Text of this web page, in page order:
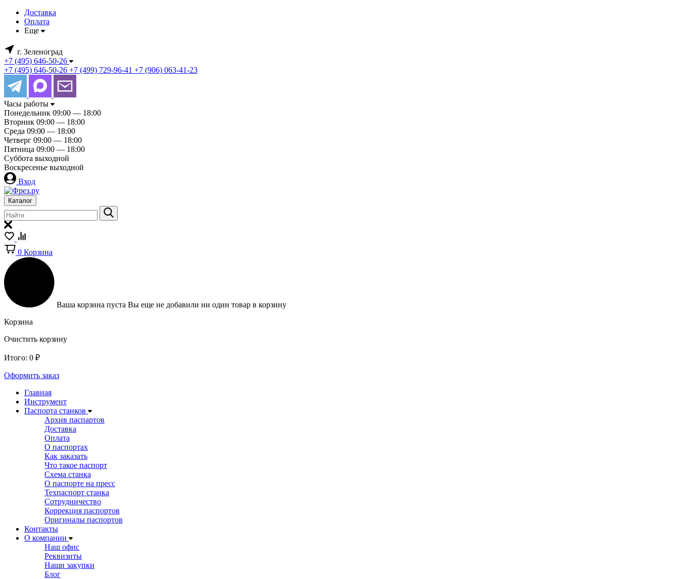
Доставка
Оплата
Еще
г. Зеленоград
+7 (495) 646-50-26
+7 (495) 646-50-26 +7 (499) 729-96-41 +7 (906) 063-41-23
Часы работы
Понедельник 09:00 — 18:00
Вторник 09:00 — 18:00
Среда 09:00 — 18:00
Четверг 09:00 — 18:00
Пятница 09:00 — 18:00
Суббота выходной
Воскресенье выходной
Вход
Каталог
0 Корзина
Ваша корзина пуста Вы еще не добавили ни один товар в корзину
Корзина
Очистить корзину
Итого: 0 ₽
Оформить заказ
Главная
Инструмент
Паспорта станков
Архив паспартов
Доставка
Оплата
О паспортах
Как заказать
Что такое паспорт
Схема станка
О паспорте на пресс
Техпаспорт станка
Сотрудничество
Коррекция паспортов
Оригиналы паспортов
Контакты
О компании
Наш офис
Реквизиты
Наши закупки
Блог